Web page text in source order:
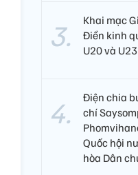
Khai mạc
Điền kinh
U20 và
Điện chia
chí
Quốc hội
hòa Dân